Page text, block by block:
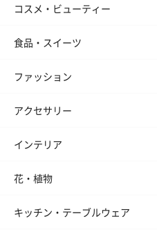
かき氷入浴剤4点セット
（ブルー）（748円）
ハンドタオル・ハンカチを同梱
コスメ・ビューティー
食品・スイーツ
ファッション
アクセサリー
インテリア
花・植物
キッチン・テーブルウェア